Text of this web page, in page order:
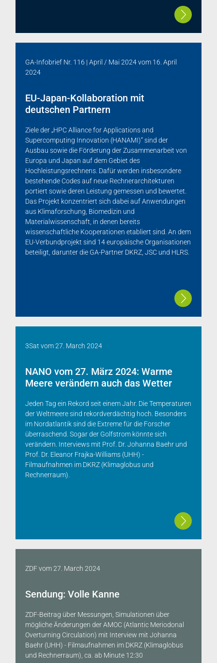
GA-Infobrief Nr. 116 | April / Mai 2024vom 16. April
2024
EU-Japan-Kollaboration mit
deutschen Partnern
Ziele der „HPC Alliance for Applications and
Supercomputing Innovation (HANAMI)“ sind der
Ausbau sowie die Förderung der Zusammenarbeit von
Europa und Japan auf dem Gebiet des
Hochleistungsrechnens. Dafür werden insbesondere
bestehende Codes auf neue Rechnerarchitekturen
portiert sowie deren Leistung gemessen und bewertet.
Das Projekt konzentriert sich dabei auf Anwendungen
aus Klimaforschung, Biomedizin und
Materialwissenschaft, in denen bereits
wissenschaftliche Kooperationen etabliert sind. An dem
EU-Verbundprojekt sind 14 europäische Organisationen
beteiligt, darunter die GA-Partner DKRZ, JSC und HLRS.
3Sat vom27. March 2024
NANO vom 27. März 2024: Warme
Meere verändern auch das Wetter
Jeden Tag ein Rekord seit einem Jahr. Die Temperaturen
der Weltmeere sind rekordverdächtig hoch. Besonders
im Nordatlantik sind die Extreme für die Forscher
überraschend. Sogar der Golfstrom könnte sich
verändern. Interviews mit Prof. Dr. Johanna Baehr und
Prof. Dr. Eleanor Frajka-Williams (UHH) -
Filmaufnahmen im DKRZ (Klimaglobus und
Rechnerraum).
ZDFvom27. March 2024
Sendung: Volle Kanne
ZDF-Beitrag über Messungen, Simulationen über
mögliche Änderungen der AMOC (Atlantic Meriodonal
Overturning Circulation) mit Interview mit Johanna
Baehr (UHH) - Filmaufnahmen im DKRZ (Klimaglobus
und Rechnerraum), ca. ab Minute 12:30